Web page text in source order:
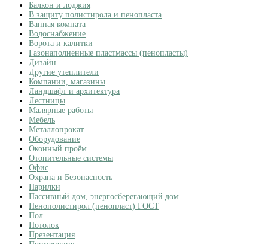
Балкон и лоджия
В защиту полистирола и пенопласта
Ванная комната
Водоснабжение
Ворота и калитки
Газонаполненные пластмассы (пенопласты)
Дизайн
Другие утеплители
Компании, магазины
Ландшафт и архитектура
Лестницы
Малярные работы
Мебель
Металлопрокат
Оборудование
Оконный проём
Отопительные системы
Офис
Охрана и Безопасность
Парилки
Пассивный дом, энергосберегающий дом
Пенополистирол (пенопласт) ГОСТ
Пол
Потолок
Презентация